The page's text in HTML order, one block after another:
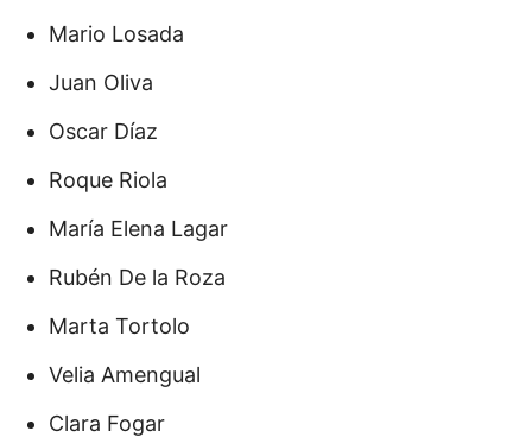
Mario Losada
Juan Oliva
Oscar Díaz
Roque Riola
María Elena Lagar
Rubén De la Roza
Marta Tortolo
Velia Amengual
Clara Fogar